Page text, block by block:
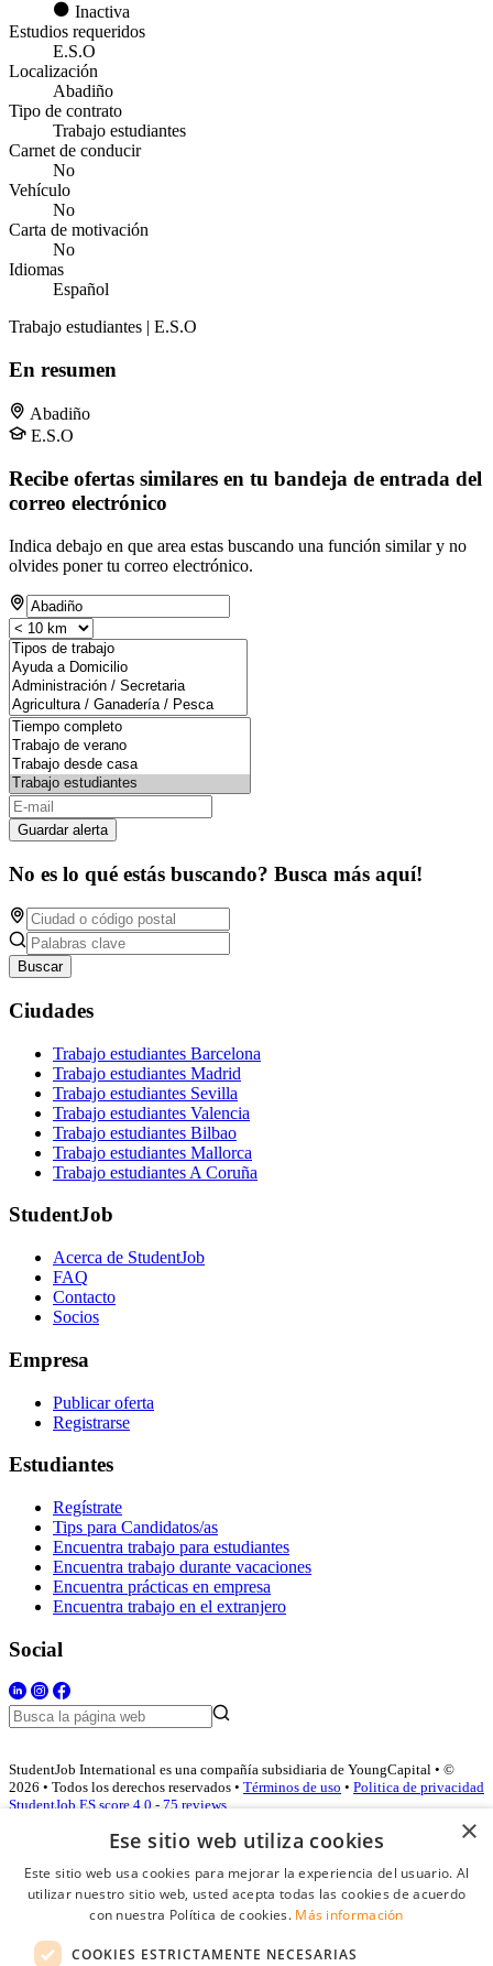
Inactiva
Estudios requeridos
E.S.O
Localización
Abadiño
Tipo de contrato
Trabajo estudiantes
Carnet de conducir
No
Vehículo
No
Carta de motivación
No
Idiomas
Español
Trabajo estudiantes | E.S.O
En resumen
Abadiño
E.S.O
Recibe ofertas similares en tu bandeja de entrada del
correo electrónico
Indica debajo en que area estas buscando una función similar y no
olvides poner tu correo electrónico.
Guardar alerta
No es lo qué estás buscando? Busca más aquí!
Buscar
Ciudades
Trabajo estudiantes Barcelona
Trabajo estudiantes Madrid
Trabajo estudiantes Sevilla
Trabajo estudiantes Valencia
Trabajo estudiantes Bilbao
Trabajo estudiantes Mallorca
Trabajo estudiantes A Coruña
StudentJob
Acerca de StudentJob
FAQ
Contacto
Socios
Empresa
Publicar oferta
Registrarse
Estudiantes
Regístrate
Tips para Candidatos/as
Encuentra trabajo para estudiantes
Encuentra trabajo durante vacaciones
Encuentra prácticas en empresa
Encuentra trabajo en el extranjero
Social
StudentJob International es una compañía subsidiaria de YoungCapital • ©
2026 • Todos los derechos reservados • Términos de uso • Politica de privacidad
StudentJob ES score 4.0 - 75 reviews
Acceso empresas
×
Ese sitio web utiliza cookies
Este sitio web usa cookies para mejorar la experiencia del usuario. Al
utilizar nuestro sitio web, usted acepta todas las cookies de acuerdo
con nuestra Política de cookies. Más información
COOKIES ESTRICTAMENTE NECESARIAS